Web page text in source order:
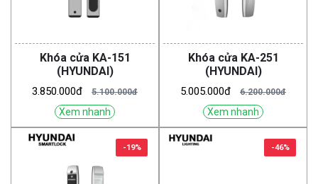
Khóa cửa KA-151
(HYUNDAI)
3.850.000đ 5.100.000đ
Xem nhanh
Khóa cửa KA-251
(HYUNDAI)
5.005.000đ 6.200.000đ
Xem nhanh
-19% -46%